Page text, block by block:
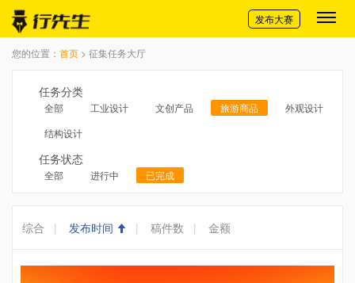
切换导航
发布大赛
您的位置： 首页 > 征集任务大厅
任务分类
全部 工业设计 文创产品 旅游商品
外观设计
结构设计
任务状态
全部 进行中 已完成
综合 | 发布时间 | 稿件数 | 金额